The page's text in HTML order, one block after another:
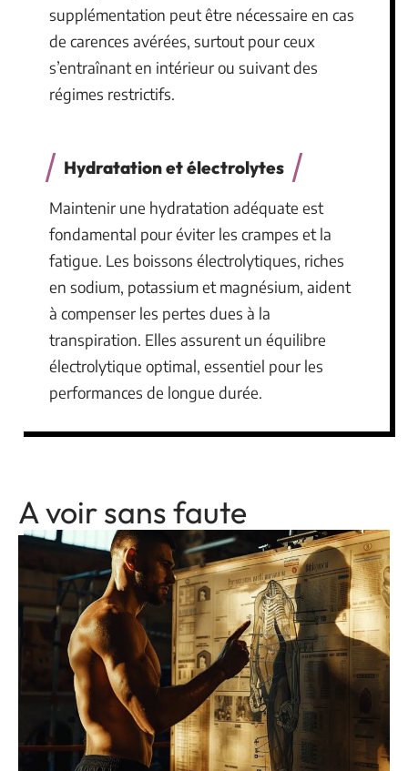
supplémentation peut être nécessaire en cas
de carences avérées, surtout pour ceux
s’entraînant en intérieur ou suivant des
régimes restrictifs.
Hydratation et électrolytes
Maintenir une hydratation adéquate est
fondamental pour éviter les crampes et la
fatigue. Les boissons électrolytiques, riches
en sodium, potassium et magnésium, aident
à compenser les pertes dues à la
transpiration. Elles assurent un équilibre
électrolytique optimal, essentiel pour les
performances de longue durée.
A voir sans faute